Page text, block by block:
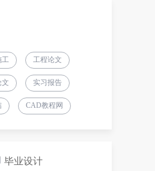
工 工程论文
文 实习报告
CAD教程网
毕业设计